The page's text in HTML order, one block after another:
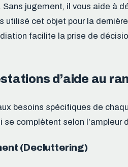
jugement, il vous aide à
utilisé cet objet pour la
facilite la prise de
d’aide au
besoins spécifiques de
se complètent selon l’ampleur
(Decluttering)